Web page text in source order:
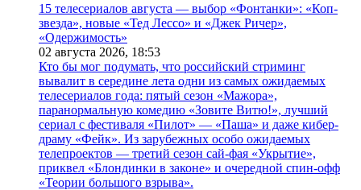
15 телесериалов августа — выбор «Фонтанки»: «Коп-
звезда», новые «Тед Лессо» и «Джек Ричер»,
«Одержимость»
02 августа 2026, 18:53
Кто бы мог подумать, что российский стриминг
вывалит в середине лета одни из самых ожидаемых
телесериалов года: пятый сезон «Мажора»,
паранормальную комедию «Зовите Витю!», лучший
сериал с фестиваля «Пилот» — «Паша» и даже кибер-
драму «Фейк». Из зарубежных особо ожидаемых
телепроектов — третий сезон сай-фая «Укрытие»,
приквел «Блондинки в законе» и очередной спин-офф
«Теории большого взрыва».